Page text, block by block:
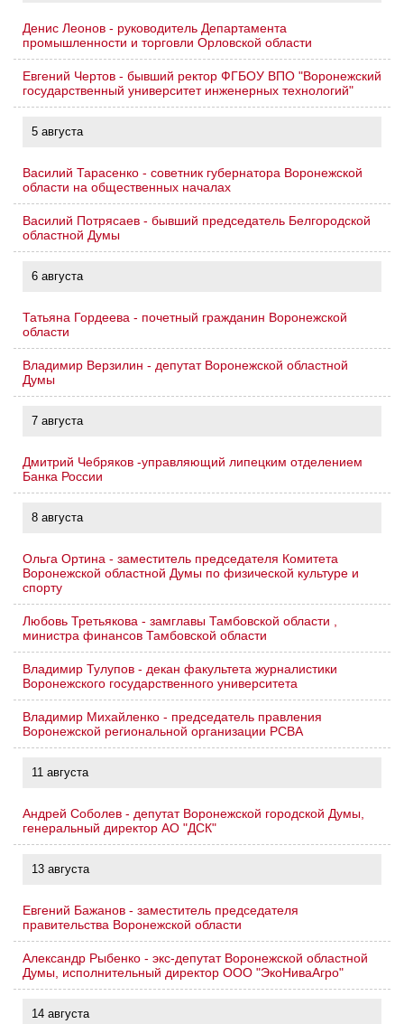
Денис Леонов - руководитель Департамента
промышленности и торговли Орловской области
Евгений Чертов - бывший ректор ФГБОУ ВПО "Воронежский
государственный университет инженерных технологий"
5 августа
Василий Тарасенко - советник губернатора Воронежской
области на общественных началах
Василий Потрясаев - бывший председатель Белгородской
областной Думы
6 августа
Татьяна Гордеева - почетный гражданин Воронежской
области
Владимир Верзилин - депутат Воронежской областной
Думы
7 августа
Дмитрий Чебряков -управляющий липецким отделением
Банка России
8 августа
Ольга Ортина - заместитель председателя Комитета
Воронежской областной Думы по физической культуре и
спорту
Любовь Третьякова - замглавы Тамбовской области ,
министра финансов Тамбовской области
Владимир Тулупов - декан факультета журналистики
Воронежского государственного университета
Владимир Михайленко - председатель правления
Воронежской региональной организации РСВА
11 августа
Андрей Соболев - депутат Воронежской городской Думы,
генеральный директор АО "ДСК"
13 августа
Евгений Бажанов - заместитель председателя
правительства Воронежской области
Александр Рыбенко - экс-депутат Воронежской областной
Думы, исполнительный директор ООО "ЭкоНиваАгро"
14 августа